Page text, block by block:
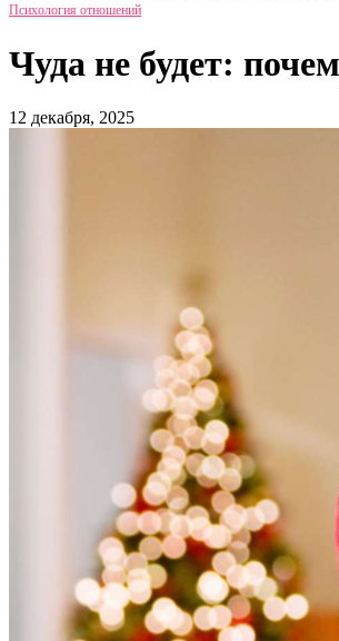
Психология отношений
Чуда не будет:
12 декабря, 2025